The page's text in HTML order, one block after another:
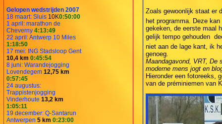
Gelopen wedstrijden 2007
18 maart: Sluis 10K0:50:00
1 april: marathon de
Cheverny 4:13:49
22 april: Antwerp 10 Miles
1:18:50
17 mei: ING Stadsloop Gent
10,4 km 0:45:54
8 juni: Warandejogging
Lovendegem 12,75 km
0:57:45
24 augustus:
Trappistenjogging
Vinderhoute 13,2 km
1:05:11
19 december: Q-Santarun
Antwerpen 5 km 0:23:00
Zoals gewoonlijk staat er
het programma. Deze
gekeken, de eerste maal
gelijk tempo gehouden 
niet aan de lage kant, ik
genoeg.
Maandagavond, VRT, De
moderne mens jogt en
Hieronder een fotoreeks,
van de préminiemen van